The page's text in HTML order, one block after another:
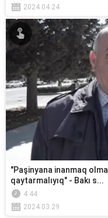
2024.04.24
"Paşinyana inanmaq
qaytarmalıyıq" - Bakı s...
4:44
2024.03.29